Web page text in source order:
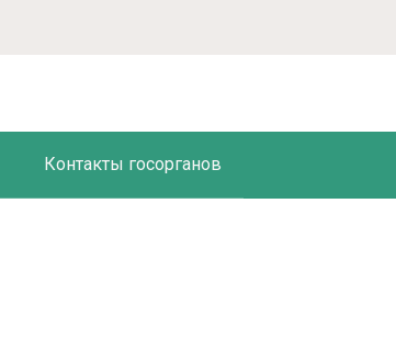
Контакты госорганов